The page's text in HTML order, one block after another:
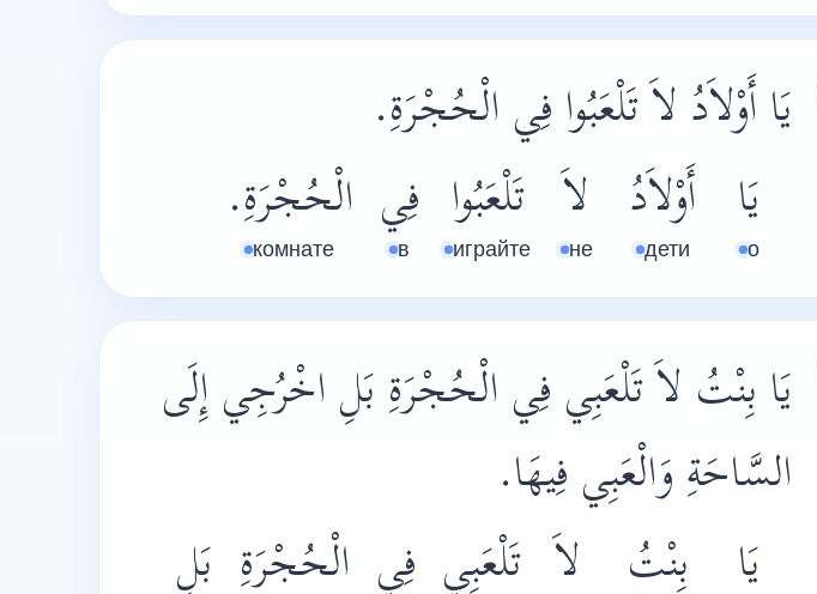
يَا أَوْلاَدُ لاَ تَلْعَبُوا فِي الْحُجْرَةِ.
يَا
о
أَوْلاَدُ
дети
لاَ
не
تَلْعَبُوا
играйте
فِي
в
الْحُجْرَةِ.
комнате
يَا بِنْتُ لاَ تَلْعَبِي فِي الْحُجْرَةِ بَلِ اخْرُجِي إِلَى
السَّاحَةِ وَالْعَبِي فِيهَا.
يَا
بِنْتُ لاَ تَلْعَبِي فِي الْحُجْرَةِ بَلِ